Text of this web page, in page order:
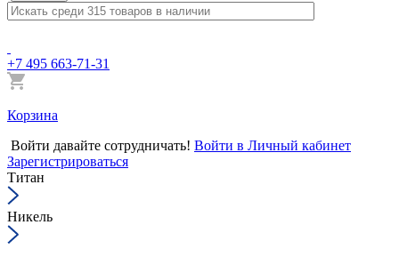
+7 495 663-71-31
Корзина
Войти давайте сотрудничать! Войти в Личный кабинет
Зарегистрироваться
Титан
Никель